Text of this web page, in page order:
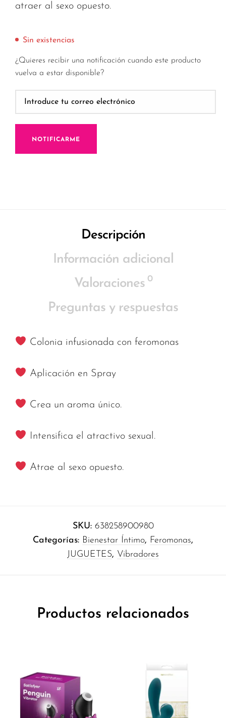
atraer al sexo opuesto.
Sin existencias
¿Quieres recibir una notificación cuando este producto
vuelva a estar disponible?
NOTIFICARME
Descripción
Información adicional
Valoraciones 0
Preguntas y respuestas
Colonia infusionada con feromonas
Aplicación en Spray
Crea un aroma único.
Intensifica el atractivo sexual.
Atrae al sexo opuesto.
SKU: 638258900980
Categorías: Bienestar Íntimo, Feromonas,
JUGUETES, Vibradores
Productos relacionados